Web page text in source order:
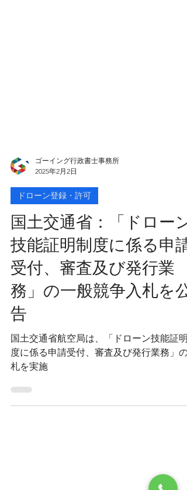
ゴーイング行政書士事務所
2025年2月2日
ドローン登録・許可
国土交通省：「ドローン
技能証明制度に係る申請
受付、審査及び発行業
務」の一般競争入札を公
告
国土交通省航空局は、「ドローン技能証明
度に係る申請受付、審査及び発行業務」の